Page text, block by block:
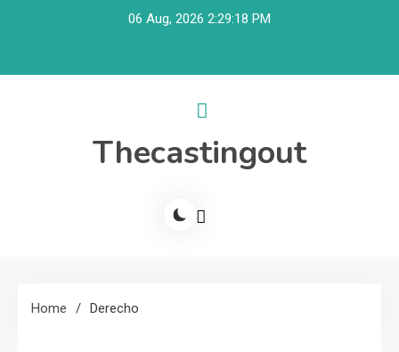
06 Aug, 2026 2:29:18 PM
Thecastingout
Home Derecho